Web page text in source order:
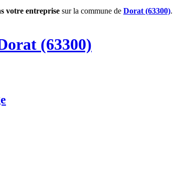
votre entreprise sur la commune de Dorat (63300).
(63300)